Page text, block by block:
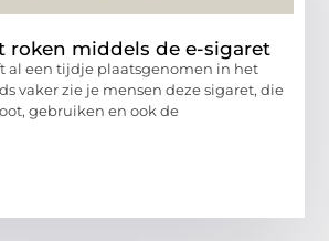
roken middels de e-sigaret
al een tijdje plaatsgenomen in het
vaker zie je mensen deze sigaret, die
gebruiken en ook de